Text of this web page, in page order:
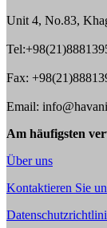
Unit 4, No.83,
Fax:
Email:
Am häufigsten
Über uns
Kontaktieren Sie